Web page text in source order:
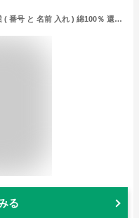
名入れ タオル 部活 卒団 記念品 卒業 ( 番号 と 名前 入れ ) 綿100％ 還暦 還暦祝い 野球 サッカー バスケ スポーツ オリジナル フェイスタオル プレゼント ギフト 古希 喜寿 米寿 卒寿 1000円ポッキリ 送料無料 クール 日本製 プリント 子供 出産祝い おしゃれ 厚手 卒部
る